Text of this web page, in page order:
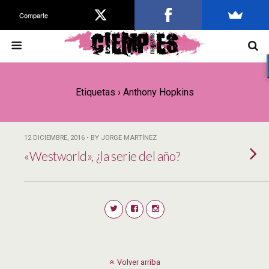
Etiquetas › Anthony Hopkins
12 DICIEMBRE, 2016 • BY JORGE MARTÍNEZ
«Westworld», ¿la serie del año?
Volver arriba
Comparte